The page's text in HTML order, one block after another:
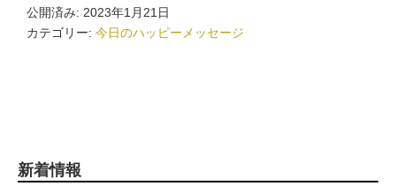
公開済み: 2023年1月21日
カテゴリー: 今日のハッピーメッセージ
新着情報